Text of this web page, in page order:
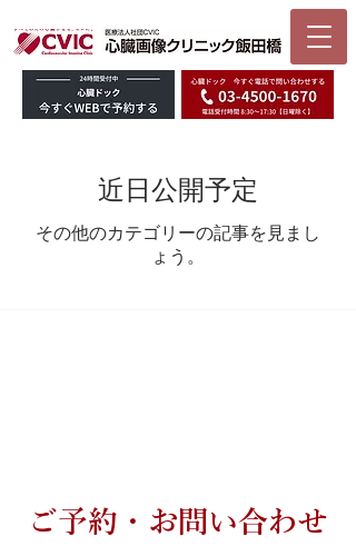
近日公開予定
その他のカテゴリーの記事を見まし
ょう。
ご予約・お問い合わせ